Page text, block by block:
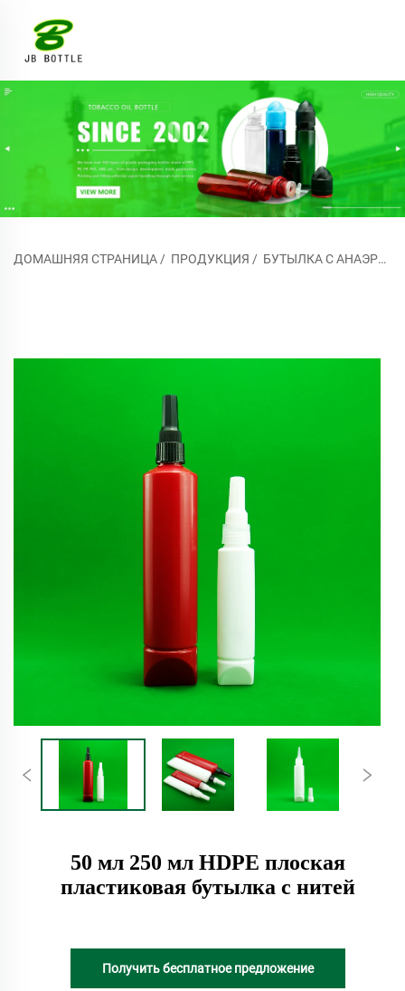
ДОМАШНЯЯ СТРАНИЦА/ ПРОДУКЦИЯ / БУТЫЛКА С АНАЭРОБНЫМ КЛЕЕМ
50 мл 250 мл HDPE плоская
пластиковая бутылка с нитей
Получить бесплатное предложение